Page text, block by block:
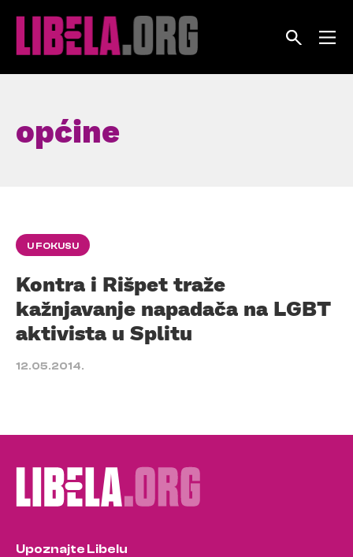
općine
U FOKUSU
Kontra i Rišpet traže
kažnjavanje napadača na LGBT
aktivista u Splitu
12.05.2014.
Upoznajte Libelu